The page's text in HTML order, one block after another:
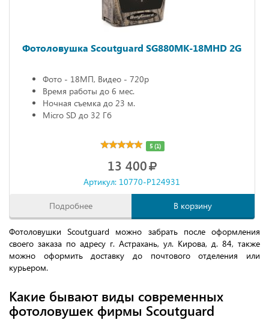
Фотоловушки Scoutguard можно забрать после оформления
своего заказа по адресу г. Астрахань, ул. Кирова, д. 84, также
можно оформить доставку до почтового отделения или
курьером.
Фотоловушка Scoutguard SG880MK-18MHD 2G
Фото - 18МП, Видео - 720р
Время работы до 6 мес.
Ночная съемка до 23 м.
Micro SD до 32 Гб
5 (1)
13 400
Артикул: 10770-P124931
Подробнее В корзину
Какие бывают виды современных
фотоловушек фирмы Scoutguard